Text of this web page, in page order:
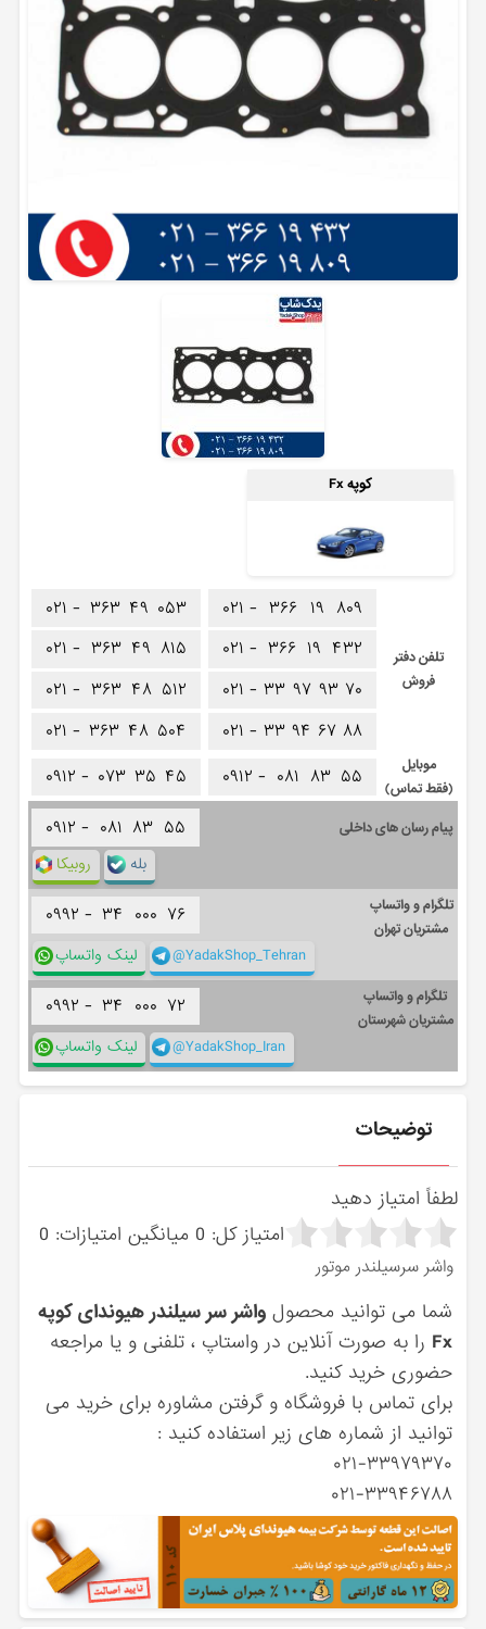
کوپه Fx
تلفن دفتر
فروش
۰۲۱ - ۳۶۶ ۱۹ ۸۰۹
۰۲۱ - ۳۶۶ ۱۹ ۴۳۲
۰۲۱ - ۳۳ ۹۷ ۹۳ ۷۰
۰۲۱ - ۳۳ ۹۴ ۶۷ ۸۸
۰۲۱ - ۳۶۳ ۴۹ ۰۵۳
۰۲۱ - ۳۶۳ ۴۹ ۸۱۵
۰۲۱ - ۳۶۳ ۴۸ ۵۱۲
۰۲۱ - ۳۶۳ ۴۸ ۵۰۴
موبایل
(فقط تماس)
۰۹۱۲ - ۰۸۱ ۸۳ ۵۵ ۰۹۱۲ - ۰۷۳ ۳۵ ۴۵
پیام رسان های داخلی ۰۹۱۲ - ۰۸۱ ۸۳ ۵۵
روبیکا بله
تلگرام و واتساپ
مشتریان تهران
۰۹۹۲ - ۳۴ ۰۰۰ ۷۶
لینک واتساپ @YadakShop_Tehran
تلگرام و واتساپ
مشتریان شهرستان
۰۹۹۲ - ۳۴ ۰۰۰ ۷۲
لینک واتساپ @YadakShop_Iran
توضیحات
لطفاً امتیاز دهید
امتیاز کل: 0 میانگین امتیازات: 0
واشر سرسیلندر موتور
شما می توانید محصولواشر سر سیلندر هیوندای کوپه
Fx را به صورت آنلاین در واستاپ ، تلفنی و یا مراجعه
حضوری خرید کنید.
برای تماس با فروشگاه و گرفتن مشاوره برای خرید می
توانید از شماره های زیر استفاده کنید :
۰۲۱-۳۳۹۷۹۳۷۰
۰۲۱-۳۳۹۴۶۷۸۸